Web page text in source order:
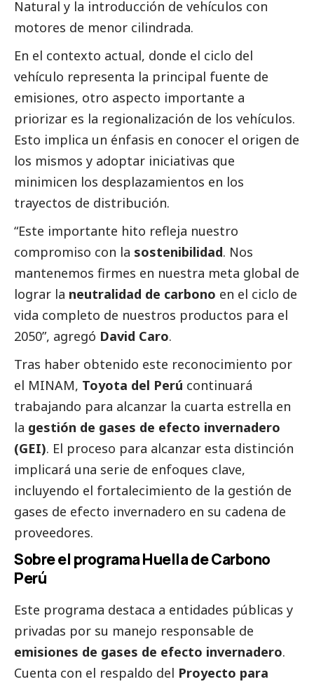
Natural y la introducción de vehículos con
motores de menor cilindrada.
En el contexto actual, donde el ciclo del
vehículo representa la principal fuente de
emisiones, otro aspecto importante a
priorizar es la regionalización de los vehículos.
Esto implica un énfasis en conocer el origen de
los mismos y adoptar iniciativas que
minimicen los desplazamientos en los
trayectos de distribución.
“Este importante hito refleja nuestro
compromiso con la sostenibilidad. Nos
mantenemos firmes en nuestra meta global de
lograr la neutralidad de carbono en el ciclo de
vida completo de nuestros productos para el
2050”, agregó David Caro.
Tras haber obtenido este reconocimiento por
el MINAM, Toyota del Perú continuará
trabajando para alcanzar la cuarta estrella en
la gestión de gases de efecto invernadero
(GEI). El proceso para alcanzar esta distinción
implicará una serie de enfoques clave,
incluyendo el fortalecimiento de la gestión de
gases de efecto invernadero en su cadena de
proveedores.
Sobre el programa Huella de Carbono
Perú
Este programa destaca a entidades públicas y
privadas por su manejo responsable de
emisiones de gases de efecto invernadero.
Cuenta con el respaldo del Proyecto para